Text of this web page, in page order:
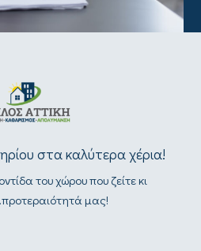
στα καλύτερα χέρια!
του χώρου που ζείτε κι
μας!